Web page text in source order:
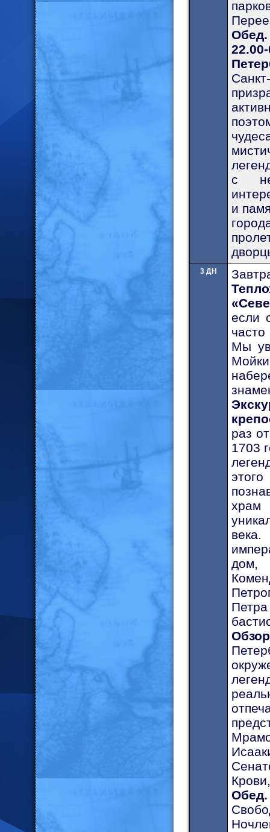
с
и
3 ДН
если
Мы
раз
1703
храм
дом,
Обед.